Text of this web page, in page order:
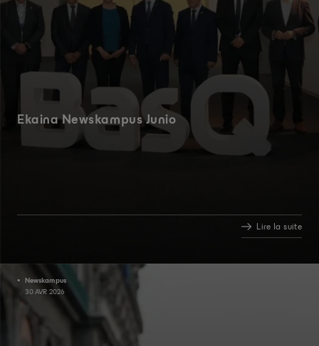
Ekaina Newskampus Junio
Lire la suite
Newskampus
30 AVR 2026